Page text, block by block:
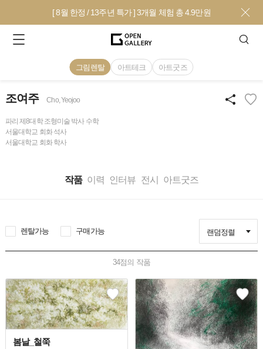
[ 8월 한정 / 13주년 특가 ] 3개월 체험 총 4.9만원
그림렌탈 아트테크 아트굿즈
조여주 Cho, Yeojoo
파리 제8대학 조형미술 박사 수학
서울대학교 회화 석사
서울대학교 회화 학사
작품 이력 인터뷰 전시 아트굿즈
렌탈가능 구매가능 랜덤정렬
34점의 작품
봄날_철쭉